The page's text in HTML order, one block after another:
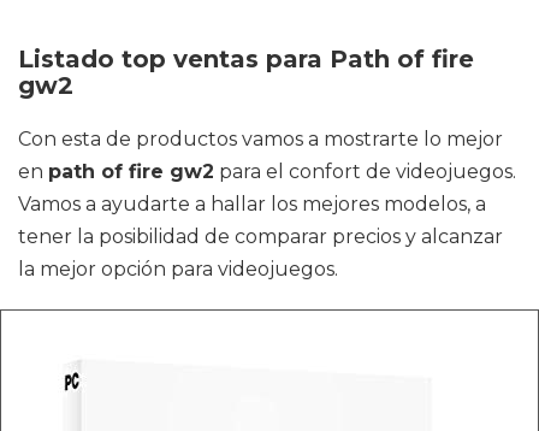
Listado top ventas para Path of fire
gw2
Con esta de productos vamos a mostrarte lo mejor
en path of fire gw2 para el confort de videojuegos.
Vamos a ayudarte a hallar los mejores modelos, a
tener la posibilidad de comparar precios y alcanzar
la mejor opción para videojuegos.